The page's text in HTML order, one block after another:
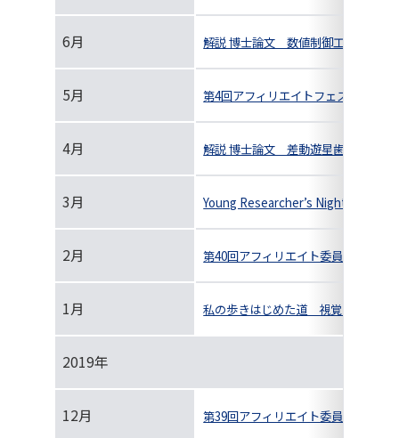
6月 解説 博士論文 数値制御工作機械の
5月 第4回アフィリエイトフェス＠東京
4月 解説 博士論文 差動遊星歯車機構の
3月 Young Researcher’s Night in
2月 第40回アフィリエイト委員会＆第
1月 私の歩きはじめた道 視覚障がい者
2019年
12月 第39回アフィリエイト委員会および